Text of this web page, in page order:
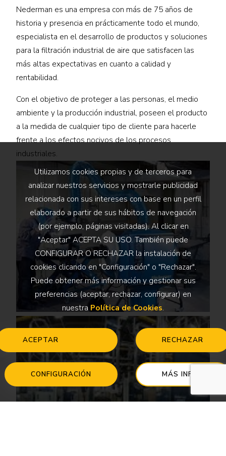
Utilizamos cookies propias y de terceros para
analizar nuestros servicios y mostrarle publicidad
relacionada con sus intereses con base en un perfil
elaborado a partir de sus hábitos de navegación
(por ejemplo, páginas visitadas). Al clicar en
"Aceptar" ACEPTA SU USO. También puede
CONFIGURAR O RECHAZAR la instalación de
cookies clicando en "Configuración" o "Rechazar".
Puede obtener más información y gestionar sus
preferencias (aceptar, rechazar, configurar) en
nuestra Política de Cookies.
ACEPTAR RECHAZAR
CONFIGURACIÓN MÁS INFO
Nederman es una empresa con más de 75 años de
historia y presencia en prácticamente todo el mundo,
especialista en el desarrollo de productos y soluciones
para la filtración industrial de aire que satisfacen las
más altas expectativas en cuanto a calidad y
rentabilidad.
Con el objetivo de proteger a las personas, el medio
ambiente y la producción industrial, poseen el producto
a la medida de cualquier tipo de cliente para hacerle
frente a los efectos nocivos de los procesos
industriales.